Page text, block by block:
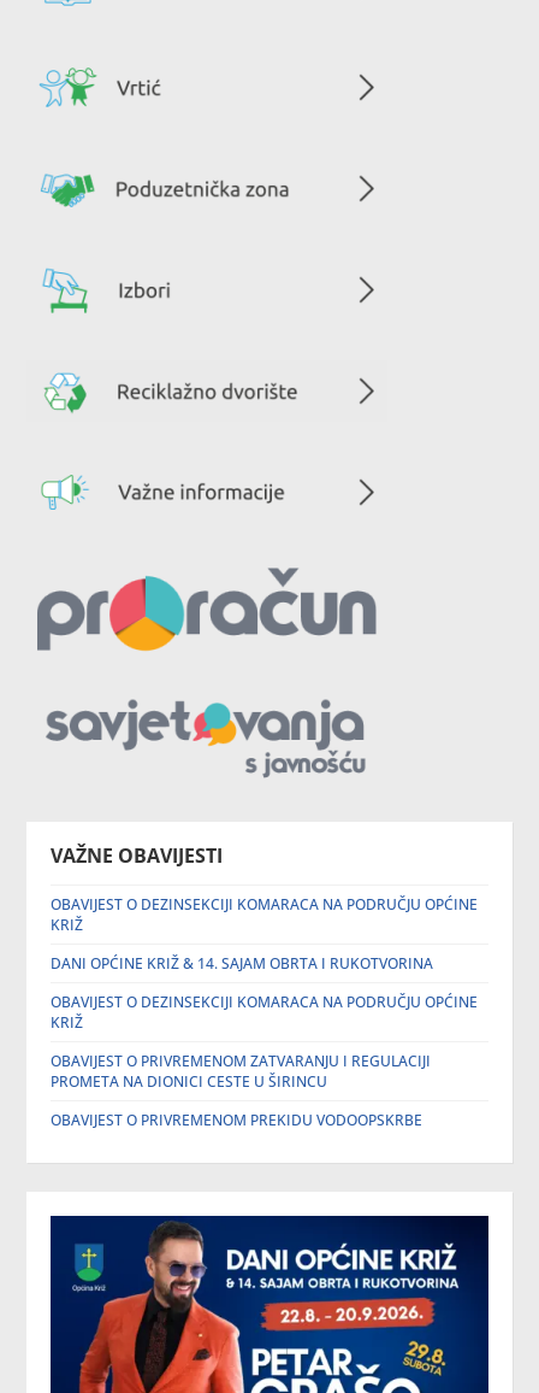
VAŽNE OBAVIJESTI
OBAVIJEST O DEZINSEKCIJI KOMARACA NA PODRUČJU OPĆINE
KRIŽ
DANI OPĆINE KRIŽ & 14. SAJAM OBRTA I RUKOTVORINA
OBAVIJEST O DEZINSEKCIJI KOMARACA NA PODRUČJU OPĆINE
KRIŽ
OBAVIJEST O PRIVREMENOM ZATVARANJU I REGULACIJI
PROMETA NA DIONICI CESTE U ŠIRINCU
OBAVIJEST O PRIVREMENOM PREKIDU VODOOPSKRBE